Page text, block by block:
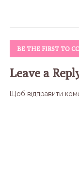
BE THE FIRST TO
Leave a
Щоб відправити